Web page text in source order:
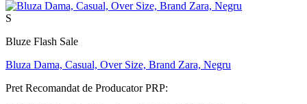
S
Bluze Flash Sale
Bluza Dama, Casual, Over Size, Brand Zara, Negru
Pret Recomandat de ProducatorPRP: